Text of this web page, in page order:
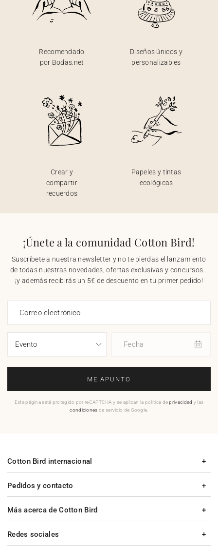
Recomendado
por Bodas.net
Diseños únicos y
personalizables
Crear y
compartir
recuerdos
Papeles y tintas
ecológicas
¡Únete a la comunidad Cotton Bird!
Suscríbete a nuestra newsletter y no te pierdas el lanzamiento
de todas nuestras novedades, ofertas exclusivas y concursos...
¡y además recibirás un 5€ de descuento en tu primer pedido!
Correo electrónico
Fecha
ME APUNTO
Esta página está protegido por reCAPTCHA y se aplican la política deprivacidad y las
condiciones de servicio de Google.
Pedidos y contacto
Más acerca de Cotton Bird
Cotton Bird internacional
Redes sociales